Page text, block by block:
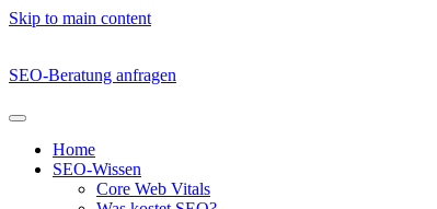
Skip to main content
SEO-Beratung anfragen
Home
SEO-Wissen
Core Web Vitals